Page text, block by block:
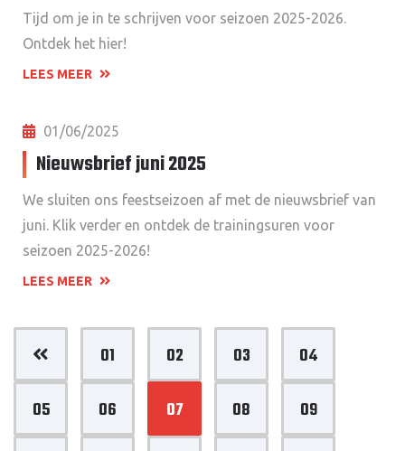
Tijd om je in te schrijven voor seizoen 2025-2026.
Ontdek het hier!
LEES MEER
01/06/2025
Nieuwsbrief juni 2025
We sluiten ons feestseizoen af met de nieuwsbrief van
juni. Klik verder en ontdek de trainingsuren voor
seizoen 2025-2026!
LEES MEER
01 02 03 04
05 06 07 08 09